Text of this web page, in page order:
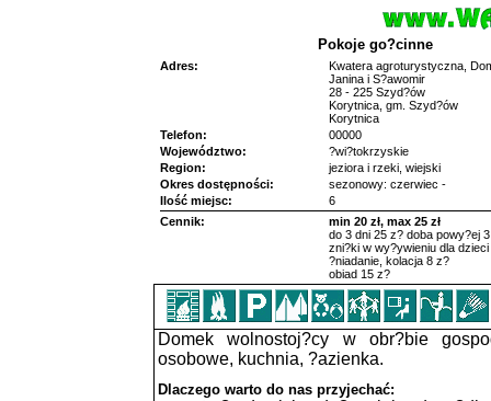
Pokoje go?cinne
Adres:
Kwatera agroturystyczna,
Janina i S?awomir
28 - 225 Szyd?ów
Korytnica, gm. Szyd?ów
Korytnica
Telefon:
00000
Województwo:
?wi?tokrzyskie
Region:
jeziora i rzeki, wiejski
Okres dostępności:
sezonowy: czerwiec -
Ilość miejsc:
6
Cennik:
min 20 zł, max 25 zł
do 3 dni 25 z? doba powy?ej
zni?ki w wy?ywieniu dla
?niadanie, kolacja 8 z?
obiad 15 z?
Domek wolnostoj?cy w obr?bie
osobowe, kuchnia, ?azienka.
Dlaczego warto do nas przyjechać: